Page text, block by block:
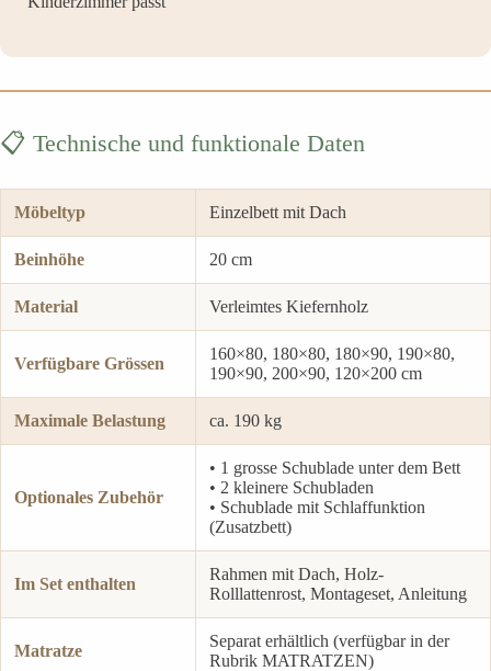
📋 Technische und funktionale Daten
Möbeltyp Einzelbett mit Dach
Beinhöhe 20 cm
Material Verleimtes Kiefernholz
Verfügbare Grössen
160×80, 180×80, 180×90, 190×80,
190×90, 200×90, 120×200 cm
Maximale Belastung ca. 190 kg
Optionales Zubehör
• 1 grosse Schublade unter dem Bett
• 2 kleinere Schubladen
• Schublade mit Schlaffunktion
(Zusatzbett)
Im Set enthalten
Rahmen mit Dach, Holz-
Rolllattenrost, Montageset, Anleitung
Matratze
Separat erhältlich (verfügbar in der
Rubrik MATRATZEN)